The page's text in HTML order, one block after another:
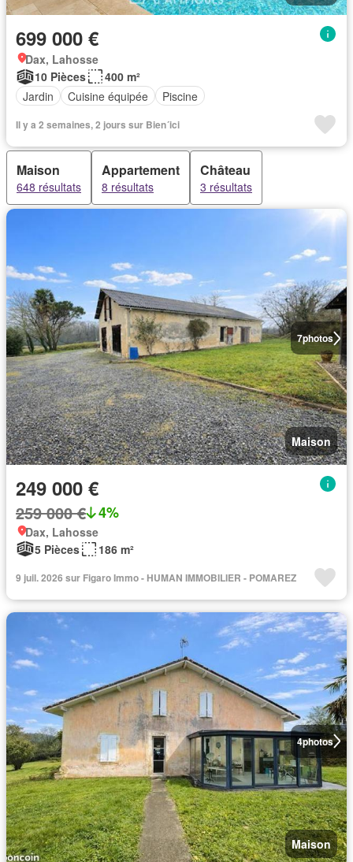
699 000 €
Dax, Lahosse
10 Pièces
400 m²
Jardin
Cuisine équipée Piscine
Il y a 2 semaines, 2 jours sur Bien´ici
Maison
648 résultats
Appartement
8 résultats
Château
3 résultats
7photos
Maison
249 000 €
259 000 € 4%
Dax, Lahosse
5 Pièces
186 m²
9 juil. 2026 sur Figaro Immo - HUMAN IMMOBILIER - POMAREZ
4photos
Maison